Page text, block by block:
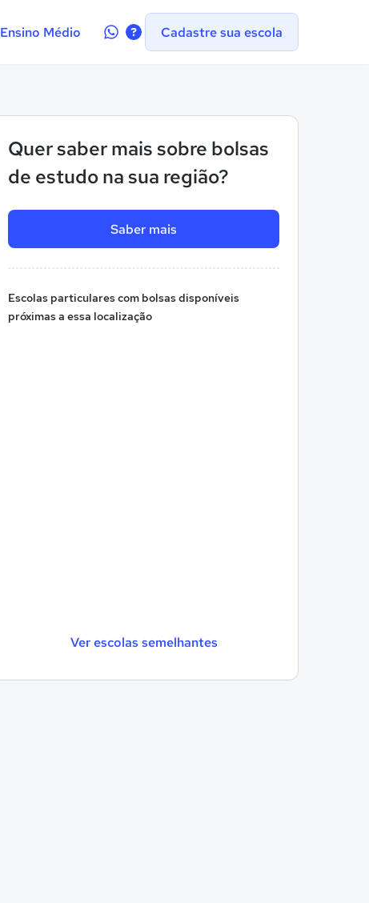
Ensino Médio
Contate-Cadastre sua escola
Quer saber mais sobre bolsas
de estudo na sua região?
Saber mais
Escolas particulares com bolsas disponíveis
próximas a essa localização
Ver escolas semelhantes